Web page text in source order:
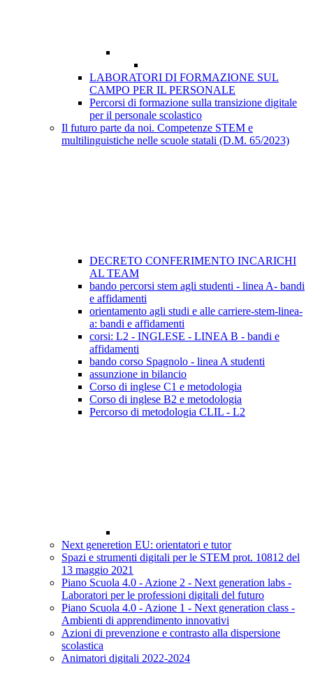
LABORATORI DI FORMAZIONE SUL
CAMPO PER IL PERSONALE
Percorsi di formazione sulla transizione digitale
per il personale scolastico
Il futuro parte da noi. Competenze STEM e
multilinguistiche nelle scuole statali (D.M. 65/2023)
DECRETO CONFERIMENTO INCARICHI
AL TEAM
bando percorsi stem agli studenti - linea A- bandi
e affidamenti
orientamento agli studi e alle carriere-stem-linea-
a: bandi e affidamenti
corsi: L2 - INGLESE - LINEA B - bandi e
affidamenti
bando corso Spagnolo - linea A studenti
assunzione in bilancio
Corso di inglese C1 e metodologia
Corso di inglese B2 e metodologia
Percorso di metodologia CLIL - L2
Next generetion EU: orientatori e tutor
Spazi e strumenti digitali per le STEM prot. 10812 del
13 maggio 2021
Piano Scuola 4.0 - Azione 2 - Next generation labs -
Laboratori per le professioni digitali del futuro
Piano Scuola 4.0 - Azione 1 - Next generation class -
Ambienti di apprendimento innovativi
Azioni di prevenzione e contrasto alla dispersione
scolastica
Animatori digitali 2022-2024